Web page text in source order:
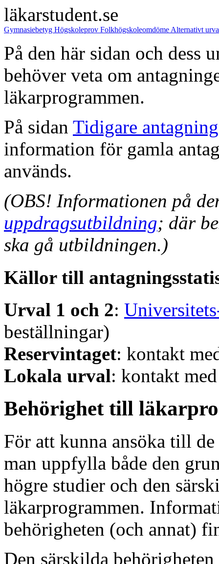
läkarstudent.se
Gymnasiebetyg Högskoleprov FolkhögskoleomdömeAlternativt
På den här sidan och dess
behöver veta om
läkarprogrammen.
På sidan Tidigare
information för gamla
används.
(OBS! Informationen på
uppdragsutbildning; där
ska gå utbildningen.)
Källor till
Urval 1 och 2:
beställningar)
Reservintaget: kontakt
Lokala urval: kontakt
Behörighet till
För att kunna ansöka till
man uppfylla både den
högre studier och den
läkarprogrammen.
behörigheten (och annat)
Den särskilda